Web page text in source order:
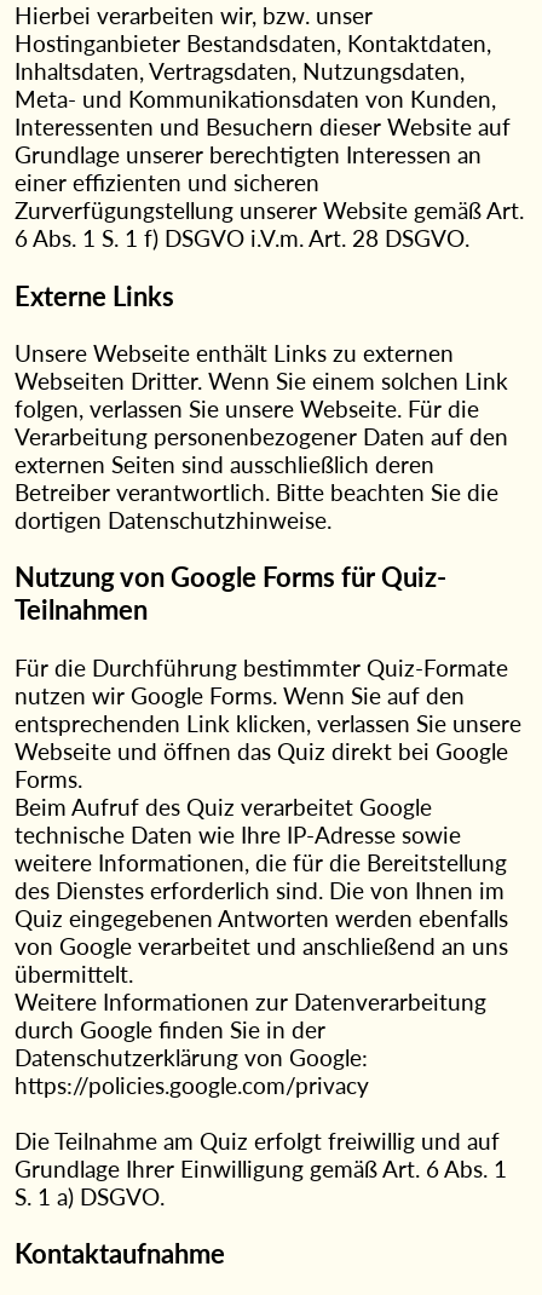
Hierbei verarbeiten wir, bzw. unser
Hostinganbieter Bestandsdaten, Kontaktdaten,
Inhaltsdaten, Vertragsdaten, Nutzungsdaten,
Meta- und Kommunikationsdaten von Kunden,
Interessenten und Besuchern dieser Website auf
Grundlage unserer berechtigten Interessen an
einer effizienten und sicheren
Zurverfügungstellung unserer Website gemäß Art.
6 Abs. 1 S. 1 f) DSGVO i.V.m. Art. 28 DSGVO.
Externe Links
Unsere Webseite enthält Links zu externen
Webseiten Dritter. Wenn Sie einem solchen Link
folgen, verlassen Sie unsere Webseite. Für die
Verarbeitung personenbezogener Daten auf den
externen Seiten sind ausschließlich deren
Betreiber verantwortlich. Bitte beachten Sie die
dortigen Datenschutzhinweise.
Nutzung von Google Forms für Quiz-
Teilnahmen
Für die Durchführung bestimmter Quiz-Formate
nutzen wir Google Forms. Wenn Sie auf den
entsprechenden Link klicken, verlassen Sie unsere
Webseite und öffnen das Quiz direkt bei Google
Forms.
Beim Aufruf des Quiz verarbeitet Google
technische Daten wie Ihre IP-Adresse sowie
weitere Informationen, die für die Bereitstellung
des Dienstes erforderlich sind. Die von Ihnen im
Quiz eingegebenen Antworten werden ebenfalls
von Google verarbeitet und anschließend an uns
übermittelt.
Weitere Informationen zur Datenverarbeitung
durch Google finden Sie in der
Datenschutzerklärung von Google:
https://policies.google.com/privacy
Die Teilnahme am Quiz erfolgt freiwillig und auf
Grundlage Ihrer Einwilligung gemäß Art. 6 Abs. 1
S. 1 a) DSGVO.
Kontaktaufnahme